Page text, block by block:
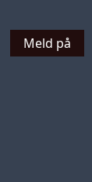
Meld på